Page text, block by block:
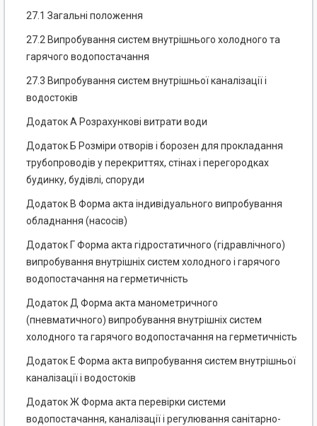
27.1 Загальні положення
27.2 Випробування систем внутрішнього холодного та
гарячого водопостачання
27.3 Випробування систем внутрішньої каналізації і
водостоків
Додаток А Розрахункові витрати води
Додаток Б Розміри отворів і борозен для прокладання
трубопроводів у перекриттях, стінах і перегородках
будинку, будівлі, споруди
Додаток В Форма акта індивідуального випробування
обладнання (насосів)
Додаток Г Форма акта гідростатичного (гідравлічного)
випробування внутрішніх систем холодного і гарячого
водопостачання на герметичність
Додаток Д Форма акта манометричного
(пневматичного) випробування внутрішніх систем
холодного та гарячого водопостачання на герметичність
Додаток Е Форма акта випробування систем внутрішньої
каналізації і водостоків
Додаток Ж Форма акта перевірки системи
водопостачання, каналізації і регулювання санітарно-